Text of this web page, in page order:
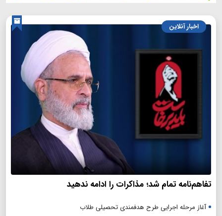
اخبار آنلاین
تفاهم‌نامه تمام شد؛ مذاکرات را ادامه ندهید
آغاز مرحله اجرایی طرح هدفمندی تحصیلی طلاب